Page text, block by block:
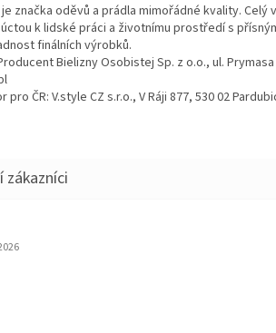
je značka oděvů a prádla mimořádné kvality.
k lidské práci a životnímu prostředí s
finálních výrobků.
Bielizny Osobistej Sp. z o.o., ul.
ČR: V.style CZ s.r.o., V Ráji 877, 530 02
obchodu je 5 z 5 hvězdiček.